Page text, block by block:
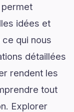
idées et
ce qui nous
détaillées
rendent les
tout
Explorer